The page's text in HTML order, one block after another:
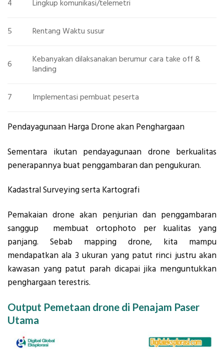
4 Lingkup komunikasi/telemetri
5 Rentang Waktu susur
6
Kebanyakan dilaksanakan berumur cara take off &
landing
7 Implementasi pembuat peserta
Pendayagunaan Harga Drone akan Penghargaan
Sementara ikutan pendayagunaan drone berkualitas
penerapannya buat penggambaran dan pengukuran.
Kadastral Surveying serta Kartografi
Pemakaian drone akan penjurian dan penggambaran
sanggup membuat ortophoto per kualitas yang
panjang. Sebab mapping drone, kita mampu
mendapatkan ala 3 ukuran yang patut rinci justru akan
kawasan yang patut parah dicapai jika menguntukkan
penghargaan terestris.
Output Pemetaan drone di Penajam Paser
Utama